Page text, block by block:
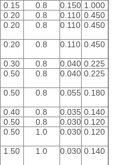
0.15 0.8 0.150 1.000
0.20 0.8 0.110 0.450
0.20 0.8 0.110 0.450
0.20 0.8 0.110 0.450
0.30 0.8 0.040 0.225
0.50 0.8 0.040 0.225
0.50 0.8 0.055 0.180
0.40 0.8 0.035 0.140
0.50 0.8 0.030 0.120
0.50 1.0 0.030 0.120
1.50 1.0 0.030 0.140